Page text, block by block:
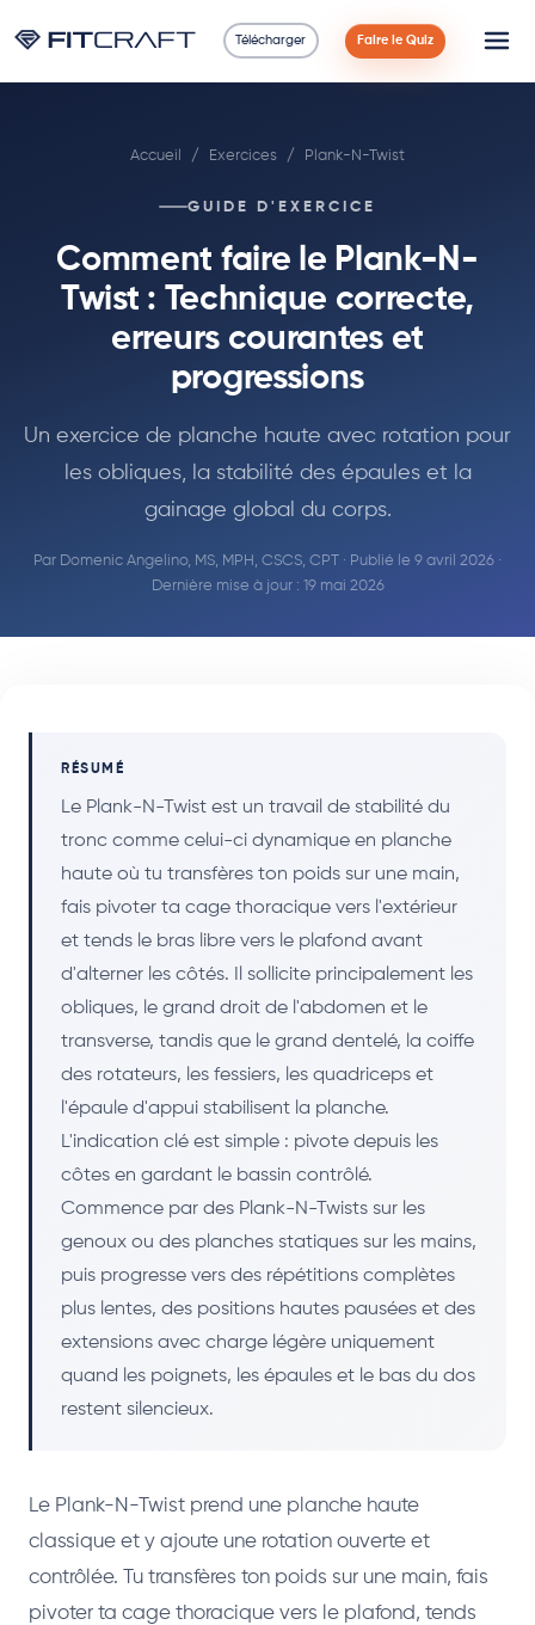
Télécharger Faire le Quiz
90 Jours
Calculatrices
Accueil / Exercices / Plank-N-Twist
GUIDE D'EXERCICE
Comment faire le Plank-N-
Twist : Technique correcte,
erreurs courantes et
progressions
Un exercice de planche haute avec rotation pour
les obliques, la stabilité des épaules et la
gainage global du corps.
Par Domenic Angelino, MS, MPH, CSCS, CPT · Publié le 9 avril 2026 ·
Dernière mise à jour : 19 mai 2026
RÉSUMÉ
Le Plank-N-Twist est un travail de stabilité du
tronc comme celui-ci dynamique en planche
haute où tu transfères ton poids sur une main,
fais pivoter ta cage thoracique vers l'extérieur
et tends le bras libre vers le plafond avant
d'alterner les côtés. Il sollicite principalement les
obliques, le grand droit de l'abdomen et le
transverse, tandis que le grand dentelé, la coiffe
des rotateurs, les fessiers, les quadriceps et
l'épaule d'appui stabilisent la planche.
L'indication clé est simple : pivote depuis les
côtes en gardant le bassin contrôlé.
Commence par des Plank-N-Twists sur les
genoux ou des planches statiques sur les mains,
puis progresse vers des répétitions complètes
plus lentes, des positions hautes pausées et des
extensions avec charge légère uniquement
quand les poignets, les épaules et le bas du dos
restent silencieux.
Le Plank-N-Twist prend une planche haute
classique et y ajoute une rotation ouverte et
contrôlée. Tu transfères ton poids sur une main, fais
pivoter ta cage thoracique vers le plafond, tends